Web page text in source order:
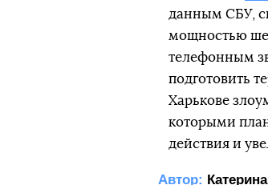
данным СБУ,
мощностью
телефонным
подготовить
Харькове
которыми
действия и
Автор: